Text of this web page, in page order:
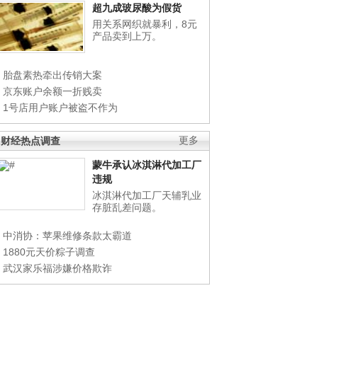
超九成玻尿酸为假货
用关系网织就暴利，8元
产品卖到上万。
胎盘素热牵出传销大案
京东账户余额一折贱卖
1号店用户账户被盗不作为
更多
财经热点调查
蒙牛承认冰淇淋代加工厂
违规
冰淇淋代加工厂天辅乳业
存脏乱差问题。
中消协：苹果维修条款太霸道
1880元天价粽子调查
武汉家乐福涉嫌价格欺诈